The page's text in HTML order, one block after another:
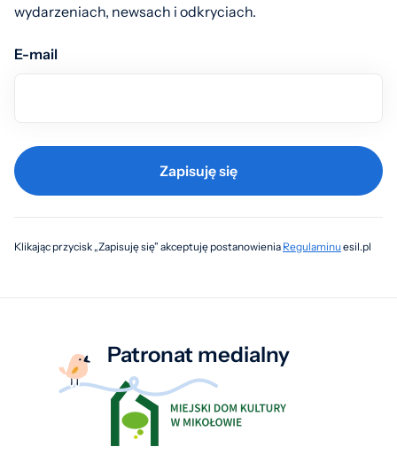
wydarzeniach, newsach i odkryciach.
E-mail
Zapisuję się
Klikając przycisk „Zapisuję się” akceptuję postanowienia Regulaminuesil.pl
Patronat medialny